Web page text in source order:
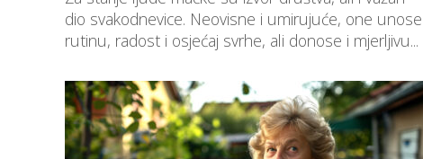
dio svakodnevice. Neovisne i umirujuće, one unose
rutinu, radost i osjećaj svrhe, ali donose i mjerljivu...